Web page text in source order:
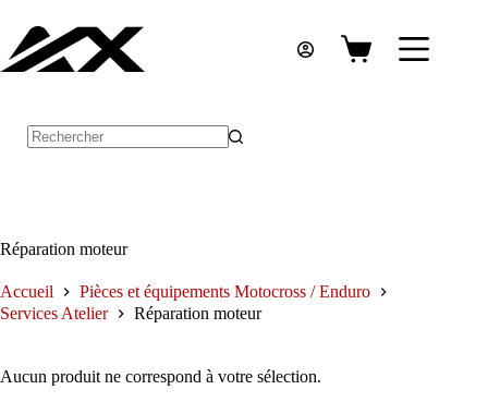
contenu
Panier
Réparation moteur
Accueil
Pièces et équipements Motocross / Enduro
Services Atelier
Réparation moteur
Aucun produit ne correspond à votre sélection.